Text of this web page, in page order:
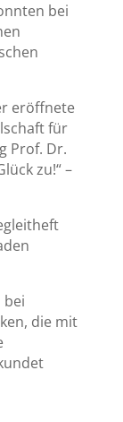
bei
eröffnete
für
Prof. Dr.
zu!“ –
bei
die mit